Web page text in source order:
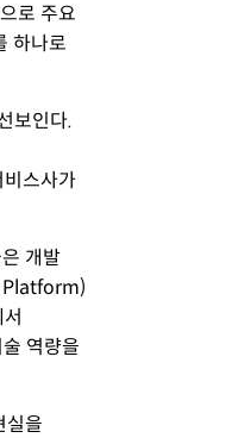
로 주요
하나로
보인다.
스사가
개발
Platform)
역량을
실을